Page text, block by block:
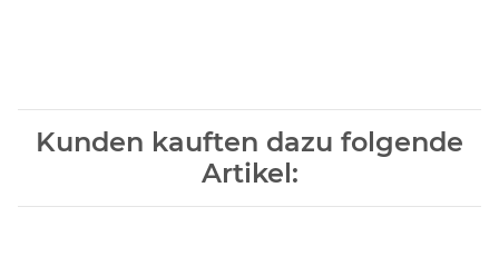
Kunden kauften dazu folgende
Artikel: